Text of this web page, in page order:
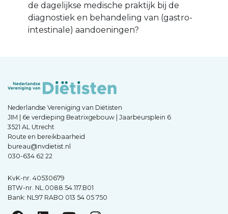
de dagelijkse medische praktijk bij de
diagnostiek en behandeling van (gastro-
intestinale) aandoeningen?
Nederlandse Vereniging van Diëtisten
JIM | 6e verdieping Beatrixgebouw | Jaarbeursplein 6
3521 AL Utrecht
Route en bereikbaarheid
bureau@nvdietist.nl
030-634 62 22
KvK-nr. 40530679
BTW-nr. NL.0088.54.117.B01
Bank: NL97 RABO 013 54 05 750